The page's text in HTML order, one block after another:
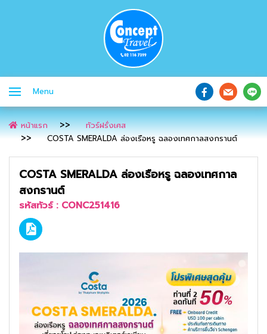
Menu
หน้าแรก
ทัวร์ฝรั่งเศส
COSTA SMERALDA ล่องเรือหรู ฉลองเทศกาลสงกรานต์
COSTA SMERALDA ล่องเรือหรู ฉลองเทศกาล
สงกรานต์
รหัสทัวร์ : CONC251416